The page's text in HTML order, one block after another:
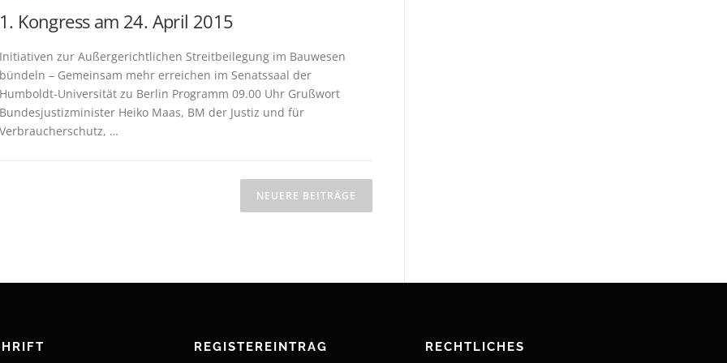
1. Kongress am 24. April 2015
Initiativen zur Außergerichtlichen Streitbeilegung im Bauwesen
bündeln – Gemeinsam mehr erreichen im Senatssaal der
Humboldt-Universität zu Berlin Programm 09.00 Uhr Grußwort
Bundesjustizminister Heiko Maas, BM der Justiz und für
Verbraucherschutz, …
NEUERE BEITRÄGE
REGISTEREINTRAG RECHTLICHES